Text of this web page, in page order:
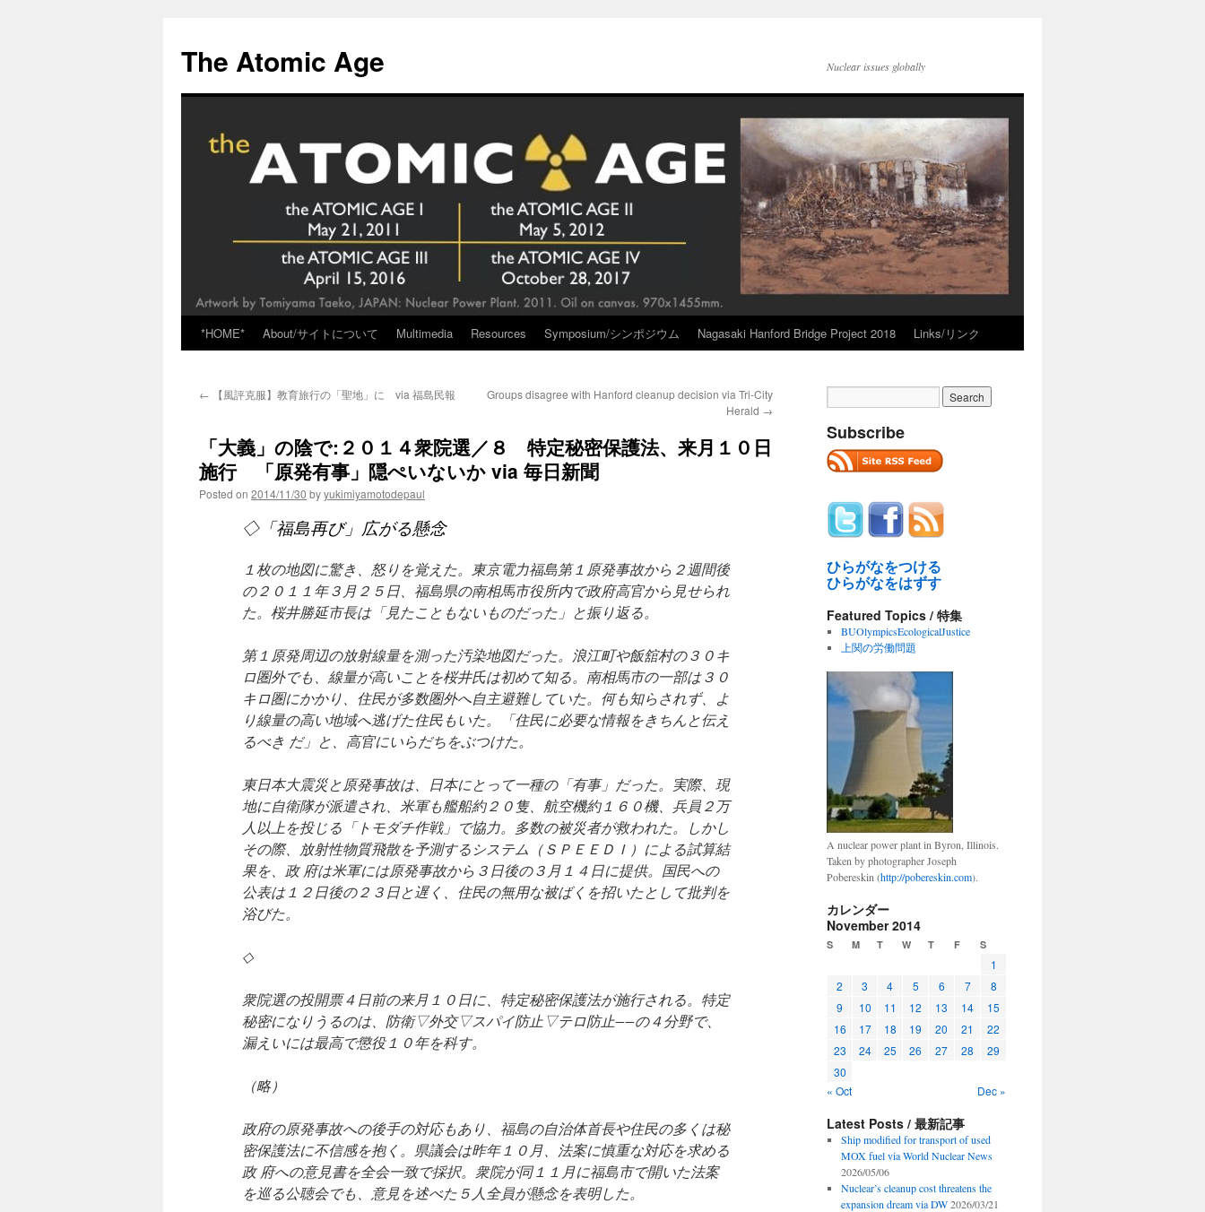
content
The Atomic Age Nuclear issues globally
*HOME* About/サイトについて Multimedia Resources Symposium/シンポジウム Nagasaki Hanford Bridge Project 2018 Links/リンク
← 【風評克服】教育旅行の「聖地」に via 福島民報
Groups disagree with Hanford cleanup decision via Tri-City
Herald →
「大義」の陰で:２０１４衆院選／８ 特定秘密保護法、来月１０日
施行 「原発有事」隠ぺいないか via 毎日新聞
Posted on 2014/11/30 byyukimiyamotodepaul
◇「福島再び」広がる懸念
１枚の地図に驚き、怒りを覚えた。東京電力福島第１原発事故から２週間後
の２０１１年３月２５日、福島県の南相馬市役所内で政府高官から見せられ
た。桜井勝延市長は「見たこともないものだった」と振り返る。
第１原発周辺の放射線量を測った汚染地図だった。浪江町や飯舘村の３０キ
ロ圏外でも、線量が高いことを桜井氏は初めて知る。南相馬市の一部は３０
キロ圏にかかり、住民が多数圏外へ自主避難していた。何も知らされず、よ
り線量の高い地域へ逃げた住民もいた。「住民に必要な情報をきちんと伝え
るべき だ」と、高官にいらだちをぶつけた。
東日本大震災と原発事故は、日本にとって一種の「有事」だった。実際、現
地に自衛隊が派遣され、米軍も艦船約２０隻、航空機約１６０機、兵員２万
人以上を投じる「トモダチ作戦」で協力。多数の被災者が救われた。しかし
その際、放射性物質飛散を予測するシステム（ＳＰＥＥＤＩ）による試算結
果を、政 府は米軍には原発事故から３日後の３月１４日に提供。国民への
公表は１２日後の２３日と遅く、住民の無用な被ばくを招いたとして批判を
浴びた。
◇
衆院選の投開票４日前の来月１０日に、特定秘密保護法が施行される。特定
秘密になりうるのは、防衛▽外交▽スパイ防止▽テロ防止−−の４分野で、
漏えいには最高で懲役１０年を科す。
（略）
政府の原発事故への後手の対応もあり、福島の自治体首長や住民の多くは秘
密保護法に不信感を抱く。県議会は昨年１０月、法案に慎重な対応を求める
政 府への意見書を全会一致で採択。衆院が同１１月に福島市で開いた法案
を巡る公聴会でも、意見を述べた５人全員が懸念を表明した。
Subscribe
ひらがなをつける
ひらがなをはずす
Featured Topics / 特集
BUOlympicsEcologicalJustice
上関の労働問題
A nuclear power plant in Byron, Illinois.
Taken by photographer Joseph
Pobereskin (http://pobereskin.com).
カレンダー
November 2014
S M T W T F S
1
2
3 4 5 6 7
8
9
10 11 12 13 14
15
16
17 18 19 20 21
22
23
24 25 26 27 28
29
30
« Oct
Dec »
Latest Posts / 最新記事
Ship modified for transport of used
MOX fuel via World Nuclear News
2026/05/06
Nuclear’s cleanup cost threatens the
expansion dream via DW 2026/03/21